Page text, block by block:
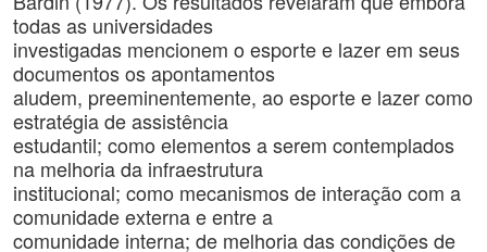
todas as universidades
investigadas mencionem o esporte e lazer em seus
documentos os apontamentos
aludem, preeminentemente, ao esporte e lazer como
estratégia de assistência
estudantil; como elementos a serem contemplados
na melhoria da infraestrutura
institucional; como mecanismos de interação com a
comunidade externa e entre a
comunidade interna; de melhoria das condições de